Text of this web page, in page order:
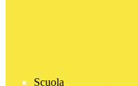
Scuola